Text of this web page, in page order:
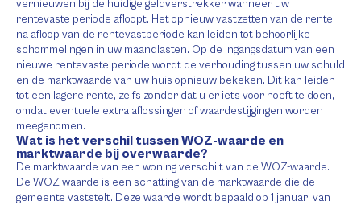
vernieuwen bij de huidige geldverstrekker wanneer uw
rentevaste periode afloopt. Het opnieuw vastzetten van de rente
na afloop van de rentevastperiode kan leiden tot behoorlijke
schommelingen in uw maandlasten. Op de ingangsdatum van een
nieuwe rentevaste periode wordt de verhouding tussen uw schuld
en de marktwaarde van uw huis opnieuw bekeken. Dit kan leiden
tot een lagere rente, zelfs zonder dat u er iets voor hoeft te doen,
omdat eventuele extra aflossingen of waardestijgingen worden
meegenomen.
Wat is het verschil tussen WOZ-waarde en
marktwaarde bij overwaarde?
De marktwaarde van een woning verschilt van de WOZ-waarde.
De WOZ-waarde is een schatting van de marktwaarde die de
gemeente vaststelt. Deze waarde wordt bepaald op 1 januari van